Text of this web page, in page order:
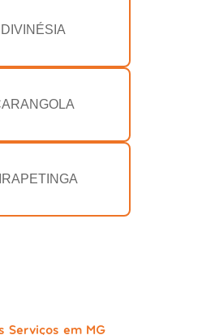
DIVINÉSIA
Serviços em MG